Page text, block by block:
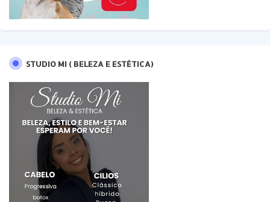
STUDIO MI ( BELEZA E ESTÉTICA)